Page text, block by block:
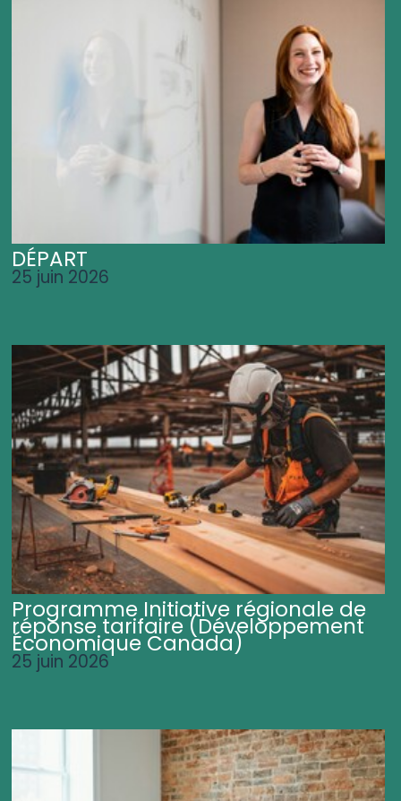
DÉPART
25 juin 2026
Programme Initiative régionale de
réponse tarifaire (Développement
Économique Canada)
25 juin 2026